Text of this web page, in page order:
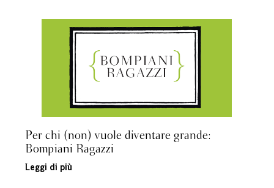
Per chi (non) vuole diventare grande:
Bompiani Ragazzi
Leggi di più